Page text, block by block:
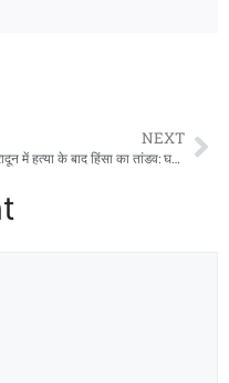
NEXT
देहरादून में हत्या के बाद हिंसा का तांडव: घर फूंके, पुलिस पर पथराव, 150 उपद्रवियों पर मुकदमा